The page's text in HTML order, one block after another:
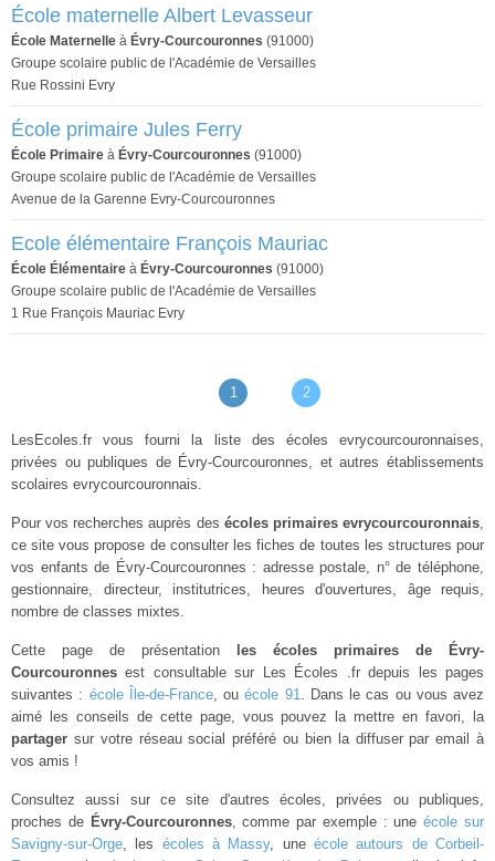
École maternelle Albert Levasseur
École Maternelle à Évry-Courcouronnes (91000)
Groupe scolaire public de l'Académie de Versailles
Rue Rossini Evry
École primaire Jules Ferry
École Primaire à Évry-Courcouronnes (91000)
Groupe scolaire public de l'Académie de Versailles
Avenue de la Garenne Evry-Courcouronnes
Ecole élémentaire François Mauriac
École Élémentaire à Évry-Courcouronnes (91000)
Groupe scolaire public de l'Académie de Versailles
1 Rue François Mauriac Evry
1 2
LesEcoles.fr vous fourni la liste des écoles evrycourcouronnaises,
privées ou publiques de Évry-Courcouronnes, et autres établissements
scolaires evrycourcouronnais.
Pour vos recherches auprès des écoles primaires evrycourcouronnais,
ce site vous propose de consulter les fiches de toutes les structures pour
vos enfants de Évry-Courcouronnes : adresse postale, n° de téléphone,
gestionnaire, directeur, institutrices, heures d'ouvertures, âge requis,
nombre de classes mixtes.
Cette page de présentation
les écoles primaires de Évry-
Courcouronnes est consultable sur Les Écoles .fr depuis les pages
suivantes : école Île-de-France, ouécole 91. Dans le cas ou vous avez
aimé les conseils de cette page, vous pouvez la mettre en favori, la
partager sur votre réseau social préféré ou bien la diffuser par email à
vos amis !
Consultez aussi sur ce site d'autres écoles, privées ou publiques,
proches de Évry-Courcouronnes, comme par exemple : uneécole sur
Savigny-sur-Orge, les écoles à Massy, uneécole autours de Corbeil-